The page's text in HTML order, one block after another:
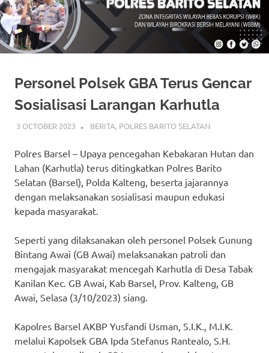
Personel Polsek GBA Terus Gencar
Sosialisasi Larangan Karhutla
3 OCTOBER 2023 ADMIN_POLRESBARSEL
BERITA, POLRES BARITO SELATAN
Polres Barsel – Upaya pencegahan Kebakaran Hutan dan
Lahan (Karhutla) terus ditingkatkan Polres Barito
Selatan (Barsel), Polda Kalteng, beserta jajarannya
dengan melaksanakan sosialisasi maupun edukasi
kepada masyarakat.
Seperti yang dilaksanakan oleh personel Polsek Gunung
Bintang Awai (GB Awai) melaksanakan patroli dan
mengajak masyarakat mencegah Karhutla di Desa Tabak
Kanilan Kec. GB Awai, Kab Barsel, Prov. Kalteng, GB
Awai, Selasa (3/10/2023) siang.
Kapolres Barsel AKBP Yusfandi Usman, S.I.K., M.I.K.
melalui Kapolsek GBA Ipda Stefanus Rantealo, S.H.